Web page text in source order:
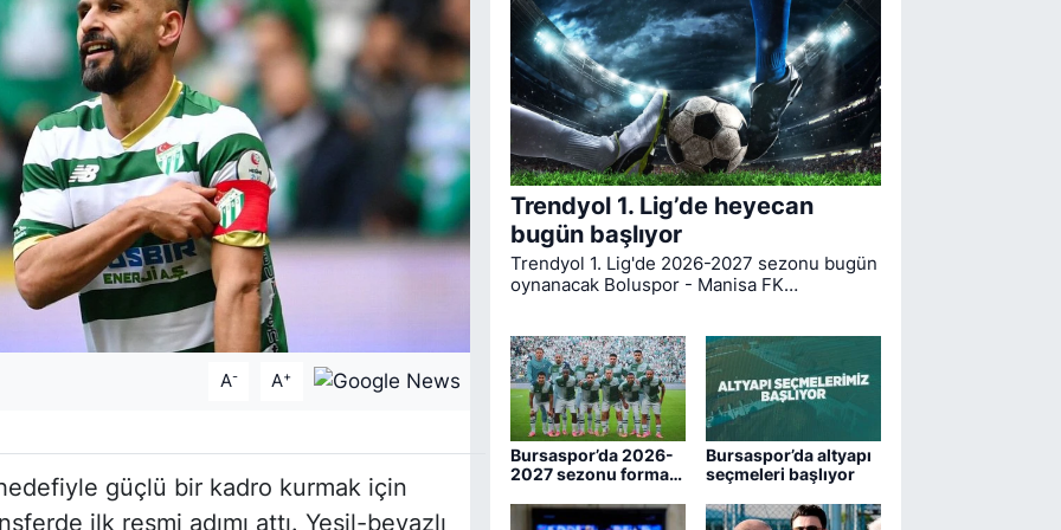
A- A+
güçlü bir kadro kurmak için
ilk resmi adımı attı. Yeşil-beyazlı
Trendyol 1. Lig’de heyecan
bugün başlıyor
Trendyol 1. Lig'de 2026-2027 sezonu bugün
oynanacak Boluspor - Manisa FK
Bodrum FK ile kozlarını paylaşacak.
Bursaspor’da 2026-
2027 sezonu forma
Bursaspor’da altyapı
seçmeleri başlıyor